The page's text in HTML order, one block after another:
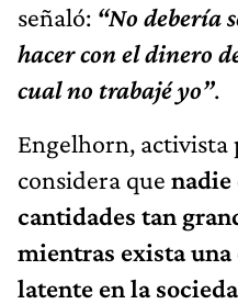
señaló: “No debería
hacer con el dinero
cual no trabajé yo”.
Engelhorn, activista
considera que nadie
cantidades tan
mientras exista
latente en la